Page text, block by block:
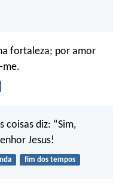
fortaleza; por amor
me.
coisas diz: “Sim,
Jesus!
fim dos tempos